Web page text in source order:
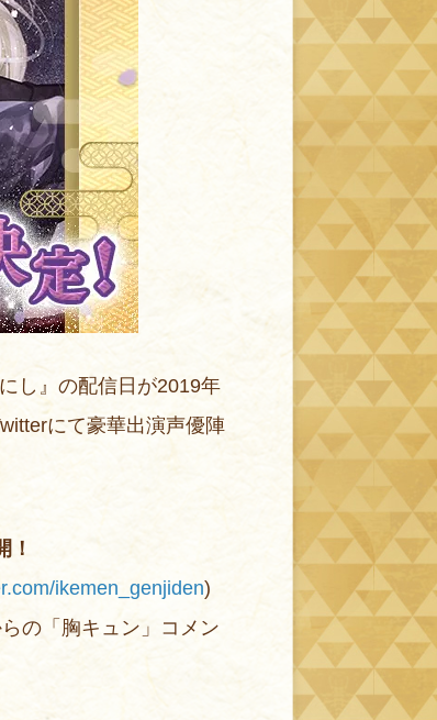
し』の配信日が2019年
にて豪華出演声優陣
！
ikemen_genjiden)
の「胸キュン」コメン